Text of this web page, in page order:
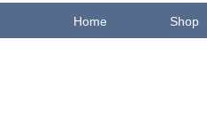
Home Shop